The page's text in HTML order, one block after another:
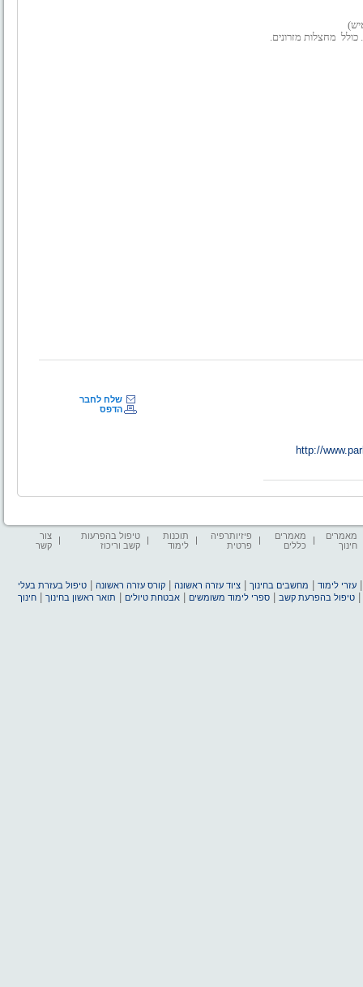
מחצלות מזרונים.
http://
שלח לחבר
הדפס
מאמרים
חינוך
מאמרים
כללים
פיזיותרפיה
פרטית
תוכנות
לימוד
טיפול בהפרעות
קשב וריכוז
צור
קשר
עזרי לימוד מחשבים בחינוך |ציוד עזרה ראשונה |קורס עזרה ראשונה |טיפול בעזרת בעלי
|טיפול בהפרעת קשב |ספרי לימוד משומשים |אבטחת טיולים תואר ראשון בחינוך |חינוך